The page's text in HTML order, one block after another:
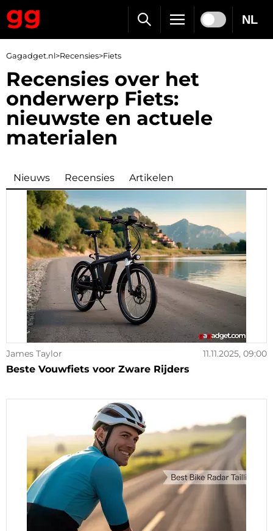
NL
Gagadget.nl>Recensies>Fiets
Recensies over het
onderwerp Fiets:
nieuwste en actuele
materialen
Nieuws Recensies Artikelen
James Taylor 11.11.2025, 09:00
Beste Vouwfiets voor Zware Rijders